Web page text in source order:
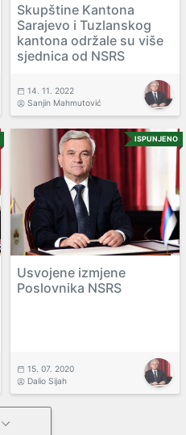
Skupštine Kantona
Sarajevo i Tuzlanskog
kantona održale su više
sjednica od NSRS
14. 11. 2022
Sanjin Mahmutović
ISPUNJENO
Usvojene izmjene
Poslovnika NSRS
15. 07. 2020
Dalio Sijah